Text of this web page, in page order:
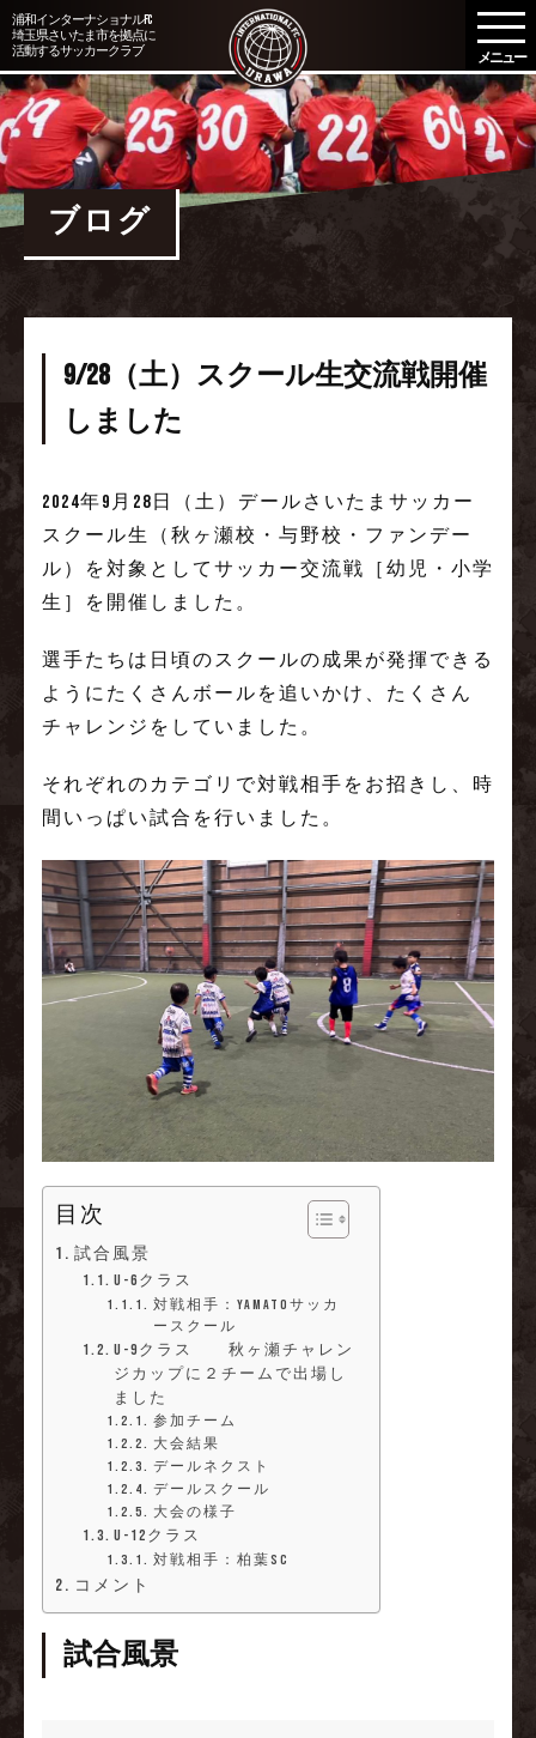
浦和インターナショナルFC
埼玉県さいたま市を拠点に
活動するサッカークラブ
メ
ニ
ュ
ー
を
開
ブログ
9/28（土）スクール生交流戦開催
しました
2024年9月28日（土）デールさいたまサッカー
スクール生（秋ヶ瀬校・与野校・ファンデー
ル）を対象としてサッカー交流戦［幼児・小学
生］を開催しました。
選手たちは日頃のスクールの成果が発揮できる
ようにたくさんボールを追いかけ、たくさん
チャレンジをしていました。
それぞれのカテゴリで対戦相手をお招きし、時
間いっぱい試合を行いました。
目次
試合風景
U-6クラス
対戦相手：YAMATOサッカ
ースクール
U-9クラス 秋ヶ瀬チャレン
ジカップに２チームで出場し
ました
参加チーム
大会結果
デールネクスト
デールスクール
大会の様子
U-12クラス
対戦相手：柏葉SC
コメント
試合風景